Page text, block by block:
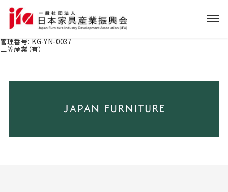
管理番号: KG-YN-0037
三笠産業（有）